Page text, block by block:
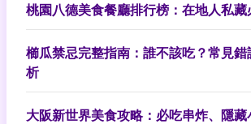
桃園八德美食餐廳排行榜：在地人私
櫛瓜禁忌完整指南：誰不該吃？常見
析
大阪新世界美食攻略：必吃串炸、隱